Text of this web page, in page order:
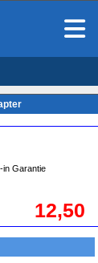
in Garantie
12,50